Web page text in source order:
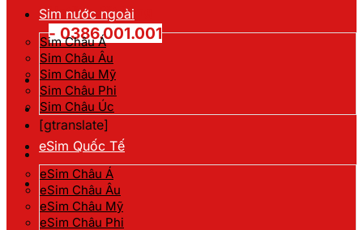
Hotline đặt hàng
- 0386.001.001
[gtranslate]
Sim nước ngoài
Sim Châu Á
Sim Châu Âu
Sim Châu Mỹ
Sim Châu Phi
Sim Châu Úc
eSim Quốc Tế
eSim Châu Á
eSim Châu Âu
eSim Châu Mỹ
eSim Châu Phi